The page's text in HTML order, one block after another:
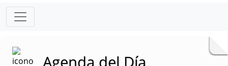
Agenda del Día